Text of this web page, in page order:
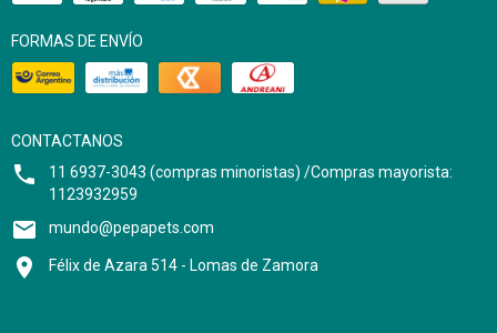
FORMAS DE ENVÍO
CONTACTANOS
11 6937-3043 (compras minoristas) /Compras mayorista:
1123932959
mundo@pepapets.com
Félix de Azara 514 - Lomas de Zamora